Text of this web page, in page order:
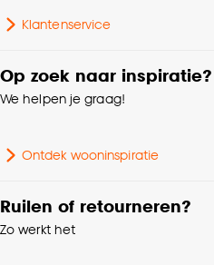
kan aanpassen, bekijk
Klantenservice
Op zoek naar inspiratie?
We helpen je graag!
Ontdek wooninspiratie
Ruilen of retourneren?
Zo werkt het